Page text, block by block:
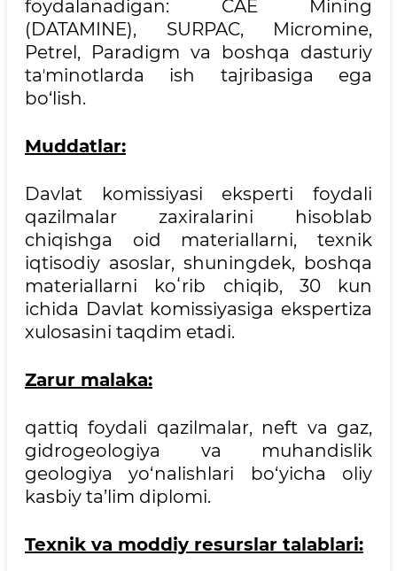
foydalanadigan: CAE Mining
(DATAMINE), SURPAC, Micromine,
Petrel, Paradigm va boshqa dasturiy
taʼminotlarda ish tajribasiga ega
bo‘lish.
Muddatlar:
Davlat komissiyasi eksperti foydali
qazilmalar zaxiralarini hisoblab
chiqishga oid materiallarni, texnik
iqtisodiy asoslar, shuningdek, boshqa
materiallarni koʻrib chiqib, 30 kun
ichida Davlat komissiyasiga ekspertiza
xulosasini taqdim etadi.
Zarur malaka:
qattiq foydali qazilmalar, neft va gaz,
gidrogeologiya va muhandislik
geologiya yo‘nalishlari bo‘yicha oliy
kasbiy ta’lim diplomi.
Texnik va moddiy resurslar talablari: